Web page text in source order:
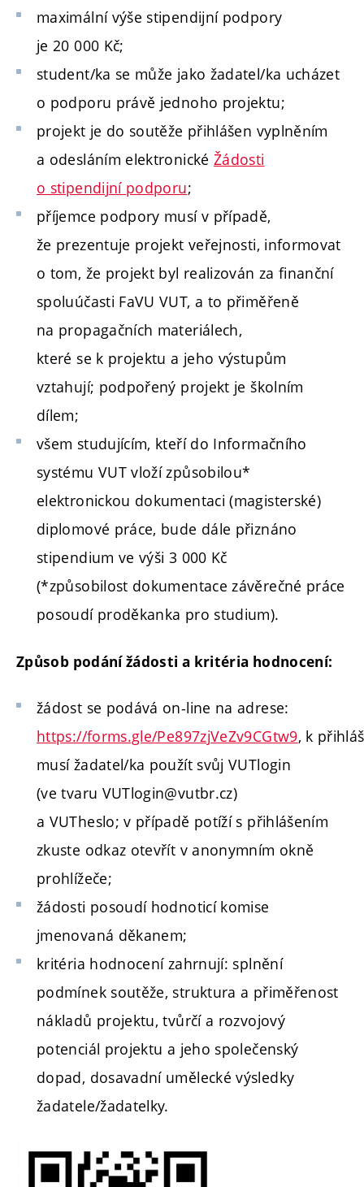
maximální výše stipendijní podpory
je 20 000 Kč;
student/ka se může jako žadatel/ka ucházet
o podporu právě jednoho projektu;
projekt je do soutěže přihlášen vyplněním
a odesláním elektronické Žádosti
o stipendijní podporu;
příjemce podpory musí v případě,
že prezentuje projekt veřejnosti, informovat
o tom, že projekt byl realizován za finanční
spoluúčasti FaVU VUT, a to přiměřeně
na propagačních materiálech,
které se k projektu a jeho výstupům
vztahují; podpořený projekt je školním
dílem;
všem studujícím, kteří do Informačního
systému VUT vloží způsobilou*
elektronickou dokumentaci (magisterské)
diplomové práce, bude dále přiznáno
stipendium ve výši 3 000 Kč
(*způsobilost dokumentace závěrečné práce
posoudí proděkanka pro studium).
Způsob podání žádosti a kritéria hodnocení:
žádost se podává on-line na adrese:
https://forms.gle/Pe897zjVeZv9CGtw9, k
musí žadatel/ka použít svůj VUTlogin
(ve tvaru VUTlogin@vutbr.cz)
a VUTheslo; v případě potíží s přihlášením
zkuste odkaz otevřít v anonymním okně
prohlížeče;
žádosti posoudí hodnoticí komise
jmenovaná děkanem;
kritéria hodnocení zahrnují: splnění
podmínek soutěže, struktura a přiměřenost
nákladů projektu, tvůrčí a rozvojový
potenciál projektu a jeho společenský
dopad, dosavadní umělecké výsledky
žadatele/žadatelky.